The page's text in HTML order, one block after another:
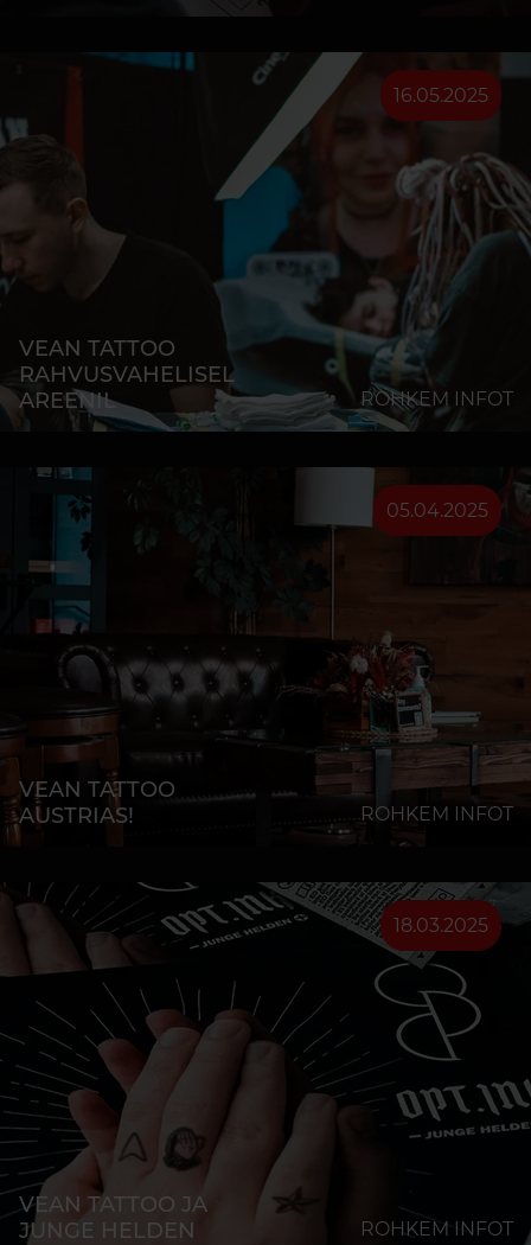
16.05.2025
VEAN TATTOO
RAHVUSVAHELISEL
AREENIL
ROHKEM INFOT
05.04.2025
VEAN TATTOO
AUSTRIAS!
ROHKEM INFOT
18.03.2025
VEAN TATTOO JA
JUNGE HELDEN
ROHKEM INFOT